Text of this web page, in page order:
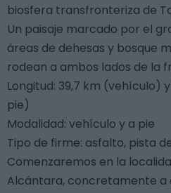
biosfera transfronteriza de
Un paisaje marcado por el
áreas de dehesas y bosque
rodean a ambos lados de la
Longitud: 39,7 km (vehículo)
pie)
Modalidad: vehículo y a pie
Tipo de firme: asfalto, pista
Comenzaremos en la
Alcántara, concretamente a